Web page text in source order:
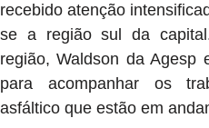
recebido atenção
se a região sul da
região, Waldson da Agesp
para acompanhar os
asfáltico que estão em